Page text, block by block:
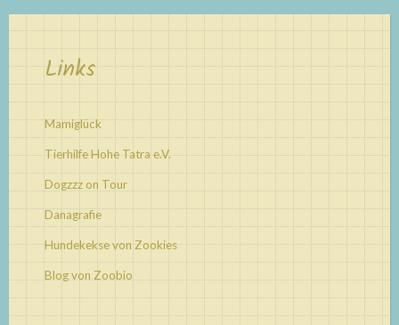
Links
Mamiglück
Tierhilfe Hohe Tatra e.V.
Dogzzz on Tour
Danagrafie
Hundekekse von Zookies
Blog von Zoobio